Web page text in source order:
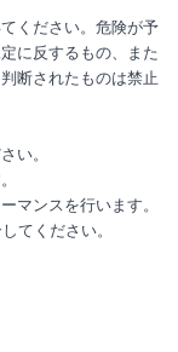
ください。危険が予
に反するもの、また
断されたものは禁止
い。
マンスを行います。
てください。